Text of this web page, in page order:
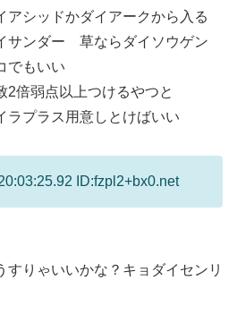
アシッドかダイアークから入る
サンダー 草ならダイソウゲン
でもいい
2倍弱点以上つけるやつと
ラプラス用意しとけばいい
ID:fzpl2+bx0.net
すりゃいいかな？キョダイセンリ